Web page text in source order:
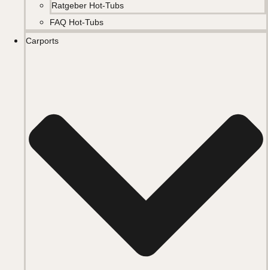
Ratgeber Hot-Tubs
FAQ Hot-Tubs
Carports